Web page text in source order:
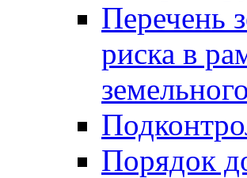
Перечень
риска в
Порядок